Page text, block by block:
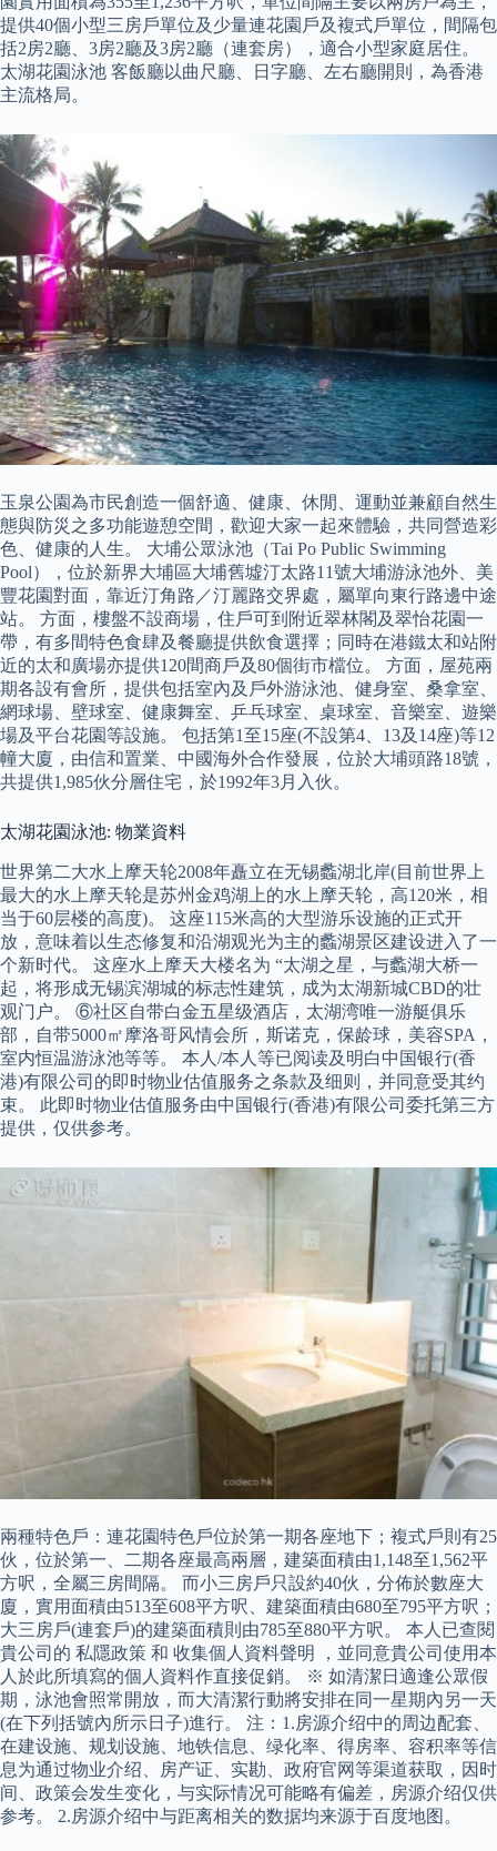
提供40個小型三房戶單位及少量連花園戶及複式戶單位，間隔包
括2房2廳、3房2廳及3房2廳（連套房），適合小型家庭居住。
太湖花園泳池 客飯廳以曲尺廳、日字廳、左右廳開則，為香港
主流格局。
玉泉公園為市民創造一個舒適、健康、休閒、運動並兼顧自然生
態與防災之多功能遊憩空間，歡迎大家一起來體驗，共同營造彩
色、健康的人生。 大埔公眾泳池（Tai Po Public Swimming
Pool），位於新界大埔區大埔舊墟汀太路11號大埔游泳池外、美
豐花園對面，靠近汀角路／汀麗路交界處，屬單向東行路邊中途
站。 方面，樓盤不設商場，住戶可到附近翠林閣及翠怡花園一
帶，有多間特色食肆及餐廳提供飲食選擇；同時在港鐵太和站附
近的太和廣場亦提供120間商戶及80個街市檔位。 方面，屋苑兩
期各設有會所，提供包括室內及戶外游泳池、健身室、桑拿室、
網球場、壁球室、健康舞室、乒乓球室、桌球室、音樂室、遊樂
場及平台花園等設施。 包括第1至15座(不設第4、13及14座)等12
幢大廈，由信和置業、中國海外合作發展，位於大埔頭路18號，
共提供1,985伙分層住宅，於1992年3月入伙。
太湖花園泳池: 物業資料
世界第二大水上摩天轮2008年矗立在无锡蠡湖北岸(目前世界上
最大的水上摩天轮是苏州金鸡湖上的水上摩天轮，高120米，相
当于60层楼的高度)。 这座115米高的大型游乐设施的正式开
放，意味着以生态修复和沿湖观光为主的蠡湖景区建设进入了一
个新时代。 这座水上摩天大楼名为 “太湖之星，与蠡湖大桥一
起，将形成无锡滨湖城的标志性建筑，成为太湖新城CBD的壮
观门户。 ⑥社区自带白金五星级酒店，太湖湾唯一游艇俱乐
部，自带5000㎡摩洛哥风情会所，斯诺克，保龄球，美容SPA，
室内恒温游泳池等等。 本人/本人等已阅读及明白中国银行(香
港)有限公司的即时物业估值服务之条款及细则，并同意受其约
束。 此即时物业估值服务由中国银行(香港)有限公司委托第三方
提供，仅供参考。
兩種特色戶：連花園特色戶位於第一期各座地下；複式戶則有25
伙，位於第一、二期各座最高兩層，建築面積由1,148至1,562平
方呎，全屬三房間隔。 而小三房戶只設約40伙，分佈於數座大
廈，實用面積由513至608平方呎、建築面積由680至795平方呎；
大三房戶(連套戶)的建築面積則由785至880平方呎。 本人已查閱
貴公司的 私隱政策 和 收集個人資料聲明 ，並同意貴公司使用本
人於此所填寫的個人資料作直接促銷。 ※ 如清潔日適逢公眾假
期，泳池會照常開放，而大清潔行動將安排在同一星期內另一天
(在下列括號內所示日子)進行。 注：1.房源介绍中的周边配套、
在建设施、规划设施、地铁信息、绿化率、得房率、容积率等信
息为通过物业介绍、房产证、实勘、政府官网等渠道获取，因时
间、政策会发生变化，与实际情况可能略有偏差，房源介绍仅供
参考。 2.房源介绍中与距离相关的数据均来源于百度地图。